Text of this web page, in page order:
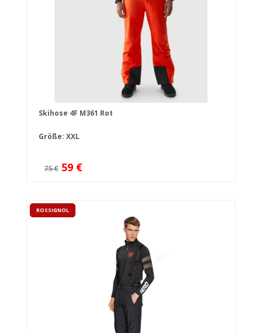
Skihose 4F M361 Rot
Größe: XXL
75 € 59 €
ROSSIGNOL